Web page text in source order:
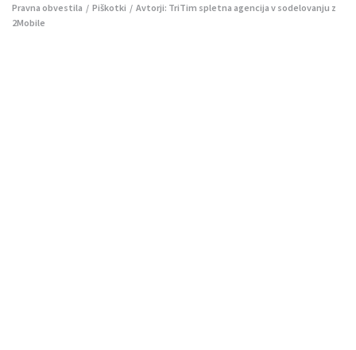
Pravna obvestila / Piškotki / Avtorji: TriTim spletna agencija v sodelovanju z
2Mobile